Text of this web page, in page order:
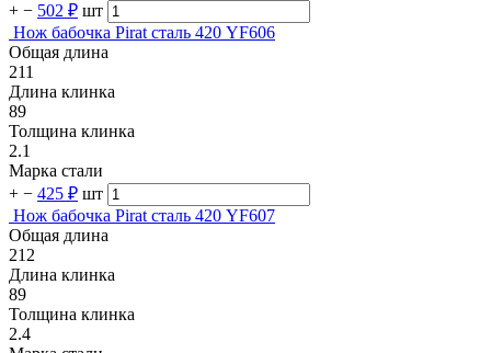
+ − 502 ₽ шт
Нож бабочка Pirat сталь 420 YF606
Общая длина
211
Длина клинка
89
Толщина клинка
2.1
Марка стали
+ − 425 ₽ шт
Нож бабочка Pirat сталь 420 YF607
Общая длина
212
Длина клинка
89
Толщина клинка
2.4